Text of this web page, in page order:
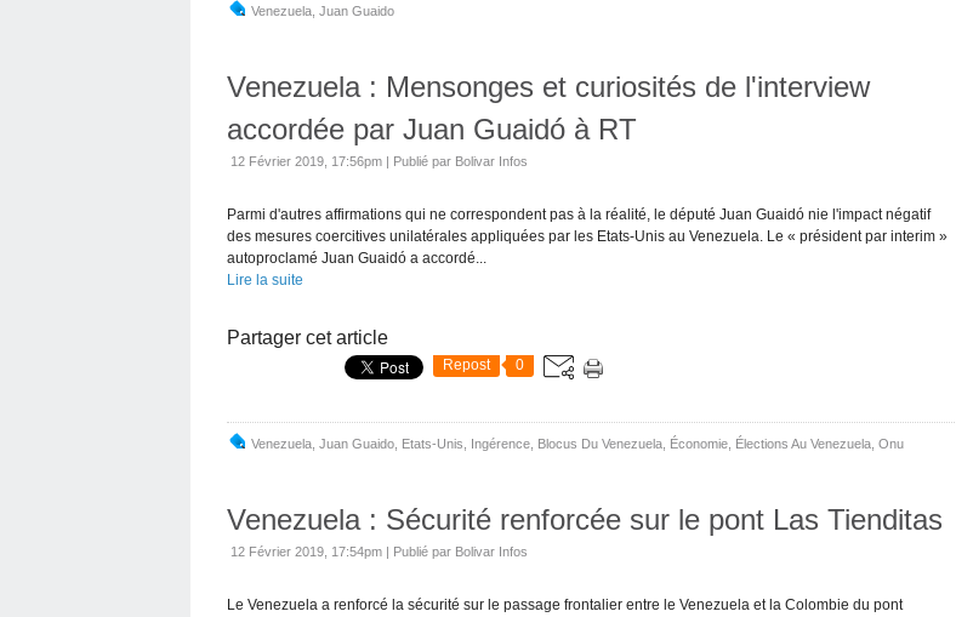
Venezuela Juan Guaido
Venezuela : Mensonges et curiosités de l'interview
accordée par Juan Guaidó à RT
12 Février 2019, 17:56pm | Publié par Bolivar Infos
Parmi d'autres affirmations qui ne correspondent pas à la réalité, le député Juan Guaidó nie l'impact négatif
des mesures coercitives unilatérales appliquées par les Etats-Unis au Venezuela. Le « président par interim »
autoproclamé Juan Guaidó a accordé...
Lire la suite
Partager cet article
Repost 0
Venezuela Juan Guaido Etats-Unis Ingérence Blocus Du Venezuela Économie Élections Au Venezuela Onu
Venezuela : Sécurité renforcée sur le pont Las Tienditas
12 Février 2019, 17:54pm | Publié par Bolivar Infos
Le Venezuela a renforcé la sécurité sur le passage frontalier entre le Venezuela et la Colombie du pont